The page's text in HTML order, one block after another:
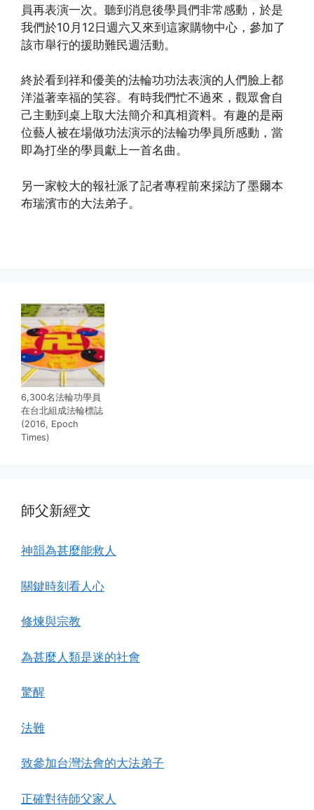
員再表演一次。聽到消息後學員們非常感動，於是
我們於10月12日週六又來到這家購物中心，參加了
該市舉行的援助難民週活動。
終於看到祥和優美的法輪功功法表演的人們臉上都
洋溢著幸福的笑容。有時我們忙不過來，觀眾會自
己主動到桌上取大法簡介和真相資料。有趣的是兩
位藝人被在場做功法演示的法輪功學員所感動，當
即為打坐的學員獻上一首名曲。
另一家較大的報社派了記者專程前來採訪了墨爾本
布瑞濱市的大法弟子。
6,300名法輪功學員
在台北組成法輪標誌
(2016, Epoch
Times)
師父新經文
神韻為甚麼能救人
關鍵時刻看人心
修煉與宗教
為甚麼人類是迷的社會
驚醒
法難
致參加台灣法會的大法弟子
正確對待師父家人